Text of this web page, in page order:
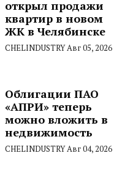
открыл продажи
квартир в новом
ЖК в Челябинске
CHELINDUSTRYАвг 05, 2026
Облигации ПАО
«АПРИ» теперь
можно вложить в
недвижимость
CHELINDUSTRYАвг 04, 2026